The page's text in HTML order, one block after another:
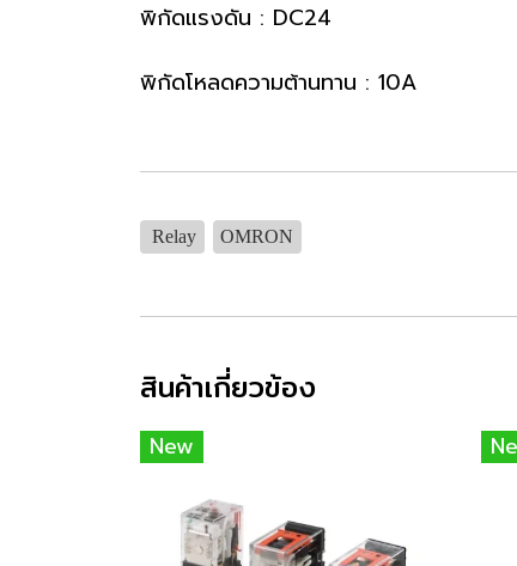
พิกัดแรงดัน : DC24
พิกัดโหลดความต้านทาน : 10A
Relay OMRON
สินค้าเกี่ยวข้อง
New